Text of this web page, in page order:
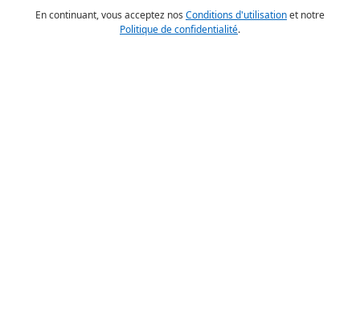
En continuant, vous acceptez nos Conditions d'utilisationet notre
Politique de confidentialité.